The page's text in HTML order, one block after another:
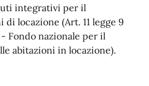
integrativi per il
locazione (Art. 11 legge 9
Fondo nazionale per il
abitazioni in locazione).